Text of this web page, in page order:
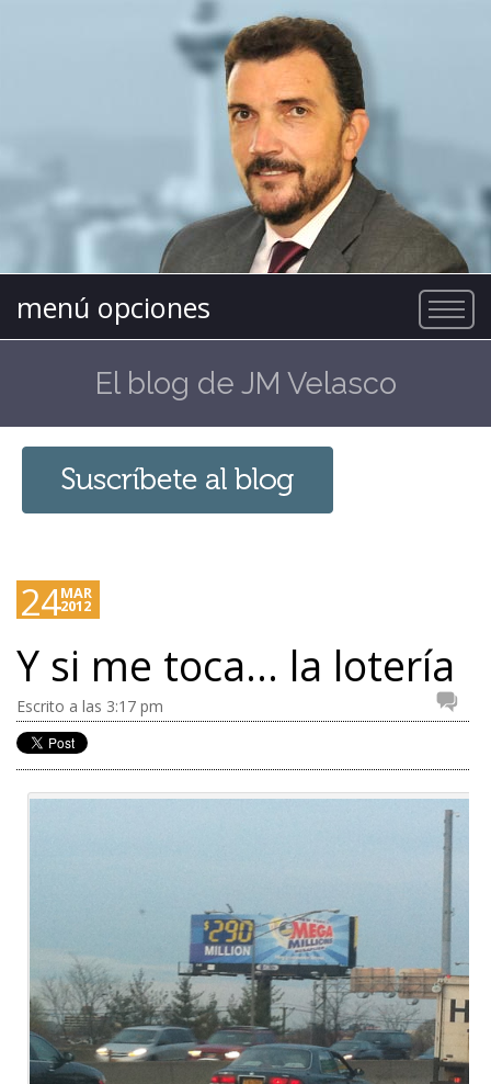
menú opciones
El blog de JM Velasco
24MAR
2012
Y si me toca… la lotería
Escrito a las 3:17 pm